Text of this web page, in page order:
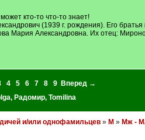
кто-то что-то знает!
(1939 г. рождения). Его
Мария Александровна. Их отец:
4 5 6 7 8 9
Вперед →
, Радомир, Tomilina
и/или однофамильцев» М » Мж -